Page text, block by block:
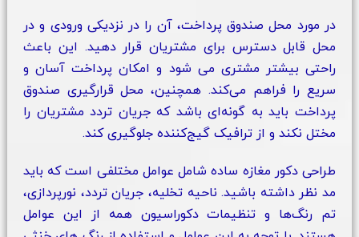
در مورد محل صندوق پرداخت، آن را در نزدیکی ورودی و در
محل قابل دسترس برای مشتریان قرار دهید. این باعث
راحتی بیشتر مشتری می شود و امکان پرداخت آسان و
سریع را فراهم می‌کند. همچنین، محل قرارگیری صندوق
پرداخت باید به گونه‌ای باشد که جریان تردد مشتریان را
مختل نکند و از ترافیک گیج‌کننده جلوگیری کند.
طراحی دکور مغازه ساده شامل عوامل مختلفی است که باید
مد نظر داشته باشید. ناحیه تخلیه، جریان تردد، نورپردازی،
تم رنگ‌ها و تنظیمات دکوراسیون همه از این عوامل